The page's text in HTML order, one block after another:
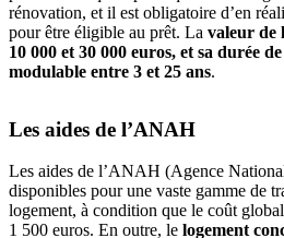
rénovation, et il est obligatoire d’en
pour être éligible au prêt. La valeur de
10 000 et 30 000 euros, et sa durée
modulable entre 3 et 25 ans.
Les aides de l’ANAH
Les aides de l’ANAH (Agence
disponibles pour une vaste gamme de
logement, à condition que le coût
1 500 euros. En outre, le logement